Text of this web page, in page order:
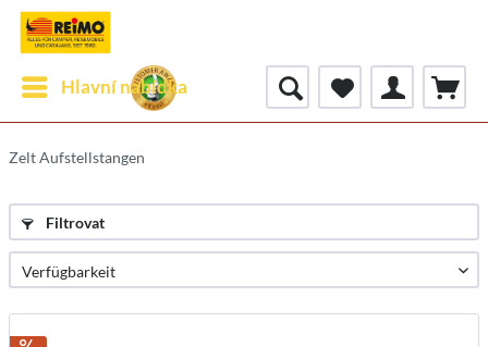
Hlavní nabídka
Zelt Aufstellstangen
Filtrovat